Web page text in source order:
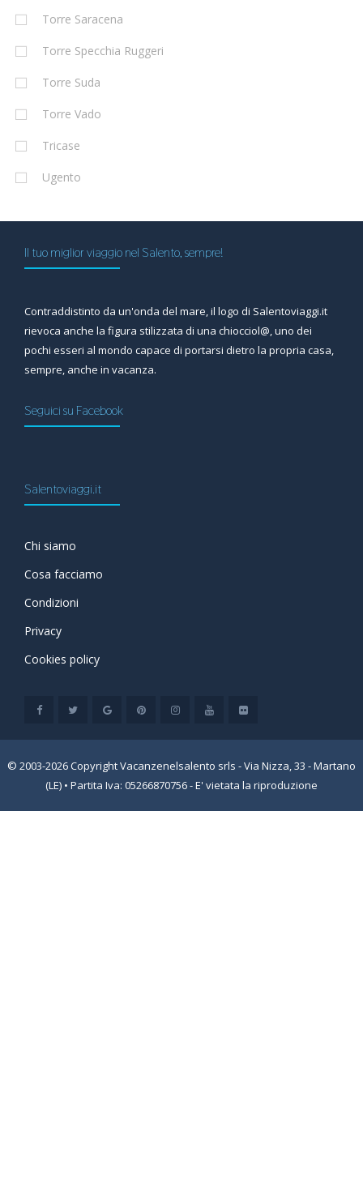
Torre Saracena
Torre Specchia Ruggeri
Torre Suda
Torre Vado
Tricase
Ugento
Il tuo miglior viaggio nel Salento, sempre!
Contraddistinto da un'onda del mare, il logo di Salentoviaggi.it
rievoca anche la figura stilizzata di una chiocciol@, uno dei
pochi esseri al mondo capace di portarsi dietro la propria casa,
sempre, anche in vacanza.
Seguici su Facebook
Salentoviaggi.it
Chi siamo
Cosa facciamo
Condizioni
Privacy
Cookies policy
© 2003-2026 Copyright Vacanzenelsalento srls - Via Nizza, 33 - Martano
(LE) • Partita Iva: 05266870756 - E' vietata la riproduzione